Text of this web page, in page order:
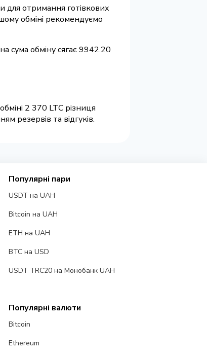
для отримання готівкових
обміні рекомендуємо
сума обміну сягає 9942.20
2 370 LTC різниця
резервів та відгуків.
Популярні пари
USDT на UAH
Bitcoin на UAH
ETH на UAH
BTC на USD
USDT TRC20 на Монобанк UAH
Популярні валюти
Bitcoin
Ethereum